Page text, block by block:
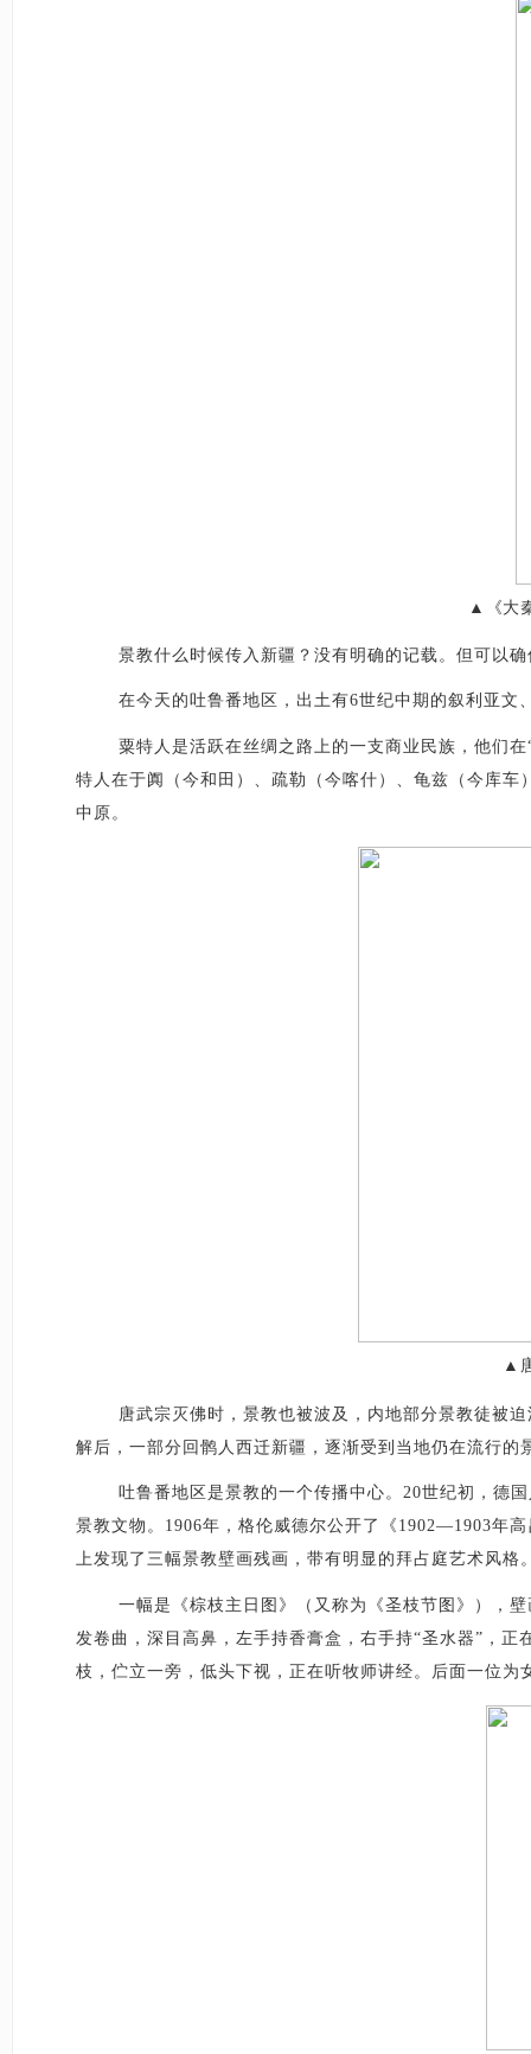
▲《大
景教什么时候传入新疆？没有明确的记载。但可以
在今天的吐鲁番地区，出土有6世纪中期的叙利亚文
粟特人是活跃在丝绸之路上的一支商业民族，他们在
特人在于阗（今和田）、疏勒（今喀什）、龟兹（今库
中原。
▲
唐武宗灭佛时，景教也被波及，内地部分景教徒被
解后，一部分回鹘人西迁新疆，逐渐受到当地仍在流行
吐鲁番地区是景教的一个传播中心。 20世纪初，德
景教文物。1906年，格伦威德尔公开了《1902—1903年
上发现了三幅景教壁画残画，带有明显的拜占庭艺术风
一幅是《棕枝主日图》（又称为《圣枝节图》），
发卷曲，深目高鼻，左手持香膏盒，右手持“圣水器”，
枝，伫立一旁，低头下视，正在听牧师讲经。后面一位